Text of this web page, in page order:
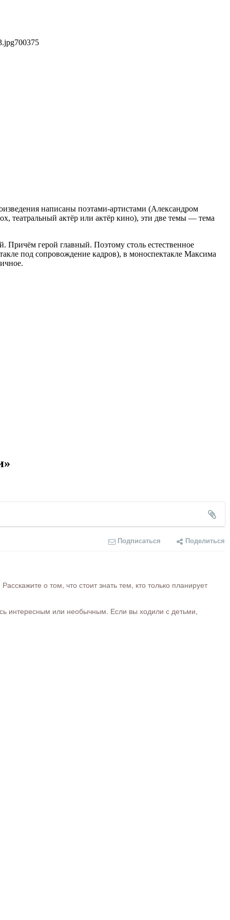
700375
написаны поэтами-артистами (Александром
театральный актёр или актёр кино), эти две темы — тема
Причём герой главный. Поэтому столь естественное
под сопровождение кадров), в моноспектакле Максима
Подписаться Поделиться
о том, что стоит знать тем, кто только планирует
интересным или необычным. Если вы ходили с детьми,